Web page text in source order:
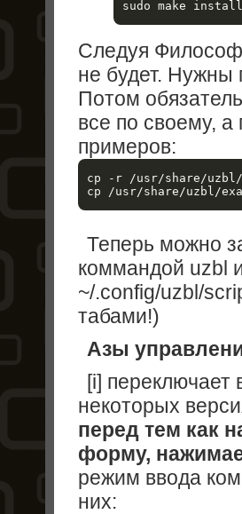
Следуя
не будет. Нужны
Потом
все по своему, а
примеров:
cp -r /usr/share/uzbl/
Теперь можно
коммандой uzbl
~/.config/uzbl/
табами!)
Азы
[i] переключает
некоторых
перед тем как
форму,
режим ввода
них: